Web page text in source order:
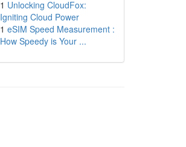
1 Unlocking CloudFox:
Igniting Cloud Power
1 eSIM Speed Measurement :
How Speedy is Your ...